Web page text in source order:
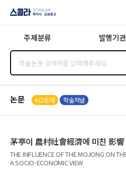
지사·교보문고
주제분류 발행기관
논문 KCI등재 학술저널
茅亭이 農村社會經濟에 미친 影響
THE INFLUENCE OF THE MOJONG ON
A SOCIO-ECONOMIC VIEW